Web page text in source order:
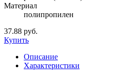
Материал
полипропилен
37.88 руб.
Купить
Описание
Характеристики